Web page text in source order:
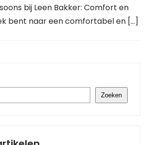
bij Leen Bakker: Comfort en
bent naar een comfortabel en […]
Zoeken